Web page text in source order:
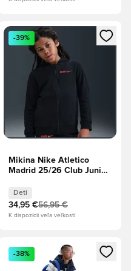
registráciu ako člen
Otvorí modál na prihlásenie
-39%
Mikina Nike Atletico
Madrid 25/26 Club Junior
Deti
34,95 €56,95 €
K dispozícii veľa veľkostí
registráciu ako člen
Otvorí modál na prihlásenie
-38%